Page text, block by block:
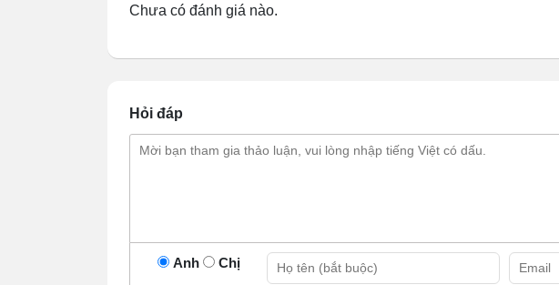
# Thiết kế tổng quan
Chưa có đánh giá nào.
Hỏi đáp
Anh Chị